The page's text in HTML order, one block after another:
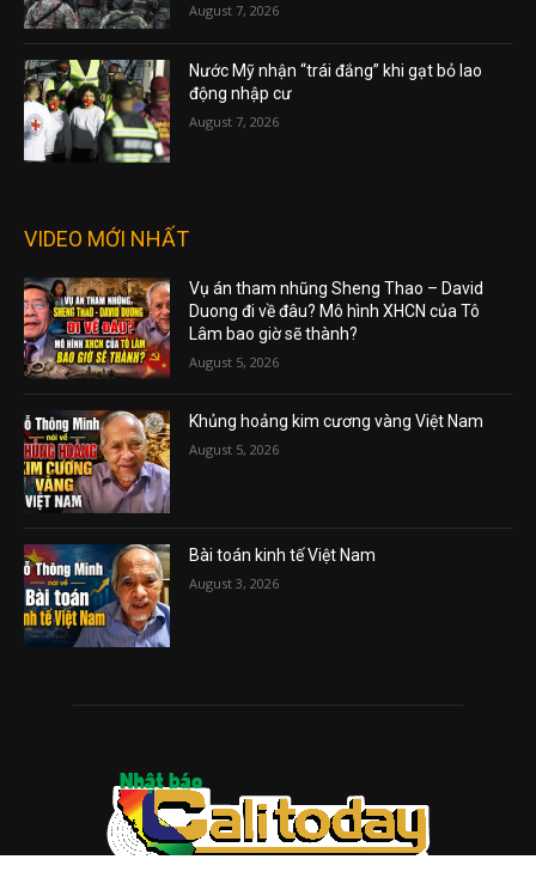
August 7, 2026
Nước Mỹ nhận “trái đắng” khi gạt bỏ lao
động nhập cư
August 7, 2026
VIDEO MỚI NHẤT
Vụ án tham nhũng Sheng Thao – David
Duong đi về đâu? Mô hình XHCN của Tô
Lâm bao giờ sẽ thành?
August 5, 2026
Khủng hoảng kim cương vàng Việt Nam
August 5, 2026
Bài toán kinh tế Việt Nam
August 3, 2026